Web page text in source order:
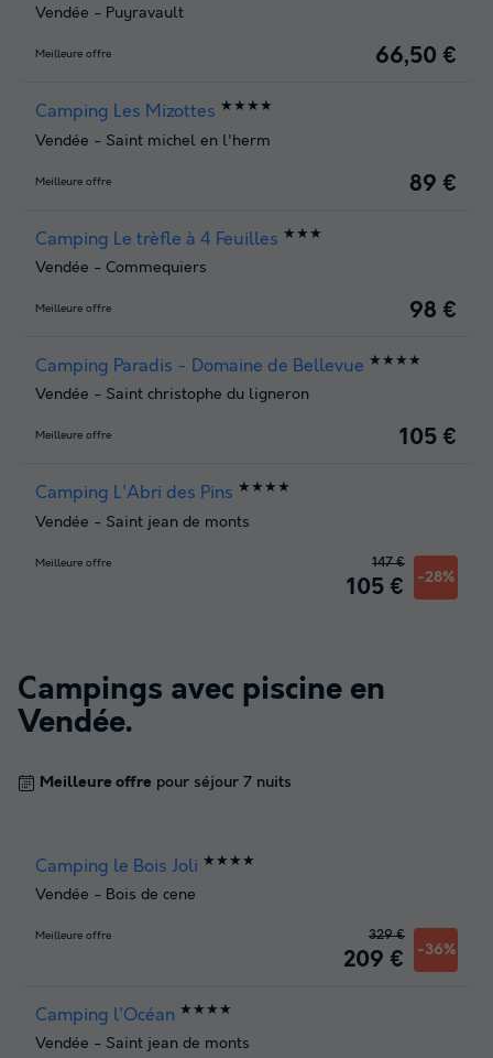
Vendée - Puyravault
Meilleure offre 66,50 €
Camping Les Mizottes ★★★★
Vendée - Saint michel en l'herm
Meilleure offre 89 €
Camping Le trèfle à 4 Feuilles ★★★
Vendée - Commequiers
Meilleure offre 98 €
Camping Paradis - Domaine de Bellevue ★★★★
Vendée - Saint christophe du ligneron
Meilleure offre 105 €
Camping L'Abri des Pins ★★★★
Vendée - Saint jean de monts
Meilleure offre
105 € -28%
147 €
Campings avec piscine en
Vendée.
Meilleure offre pour séjour 7 nuits
Camping le Bois Joli ★★★★
Vendée - Bois de cene
Meilleure offre
209 € -36%
329 €
Camping l'Océan ★★★★
Vendée - Saint jean de monts